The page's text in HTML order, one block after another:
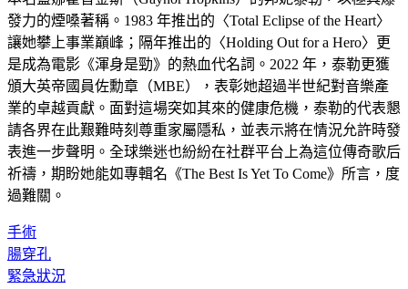
本名蓋娜霍普金斯（Gaynor Hopkins）的邦妮泰勒，以極具爆
發力的煙嗓著稱。1983 年推出的〈Total Eclipse of the Heart〉
讓她攀上事業巔峰；隔年推出的〈Holding Out for a Hero〉更
是成為電影《渾身是勁》的熱血代名詞。2022 年，泰勒更獲
頒大英帝國員佐勳章（MBE），表彰她超過半世紀對音樂產
業的卓越貢獻。面對這場突如其來的健康危機，泰勒的代表懇
請各界在此艱難時刻尊重家屬隱私，並表示將在情況允許時發
表進一步聲明。全球樂迷也紛紛在社群平台上為這位傳奇歌后
祈禱，期盼她能如專輯名《The Best Is Yet To Come》所言，度
手術
腸穿孔